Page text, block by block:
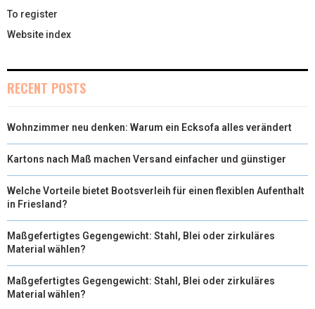
To register
Website index
RECENT POSTS
Wohnzimmer neu denken: Warum ein Ecksofa alles verändert
Kartons nach Maß machen Versand einfacher und günstiger
Welche Vorteile bietet Bootsverleih für einen flexiblen Aufenthalt
in Friesland?
Maßgefertigtes Gegengewicht: Stahl, Blei oder zirkuläres
Material wählen?
Maßgefertigtes Gegengewicht: Stahl, Blei oder zirkuläres
Material wählen?